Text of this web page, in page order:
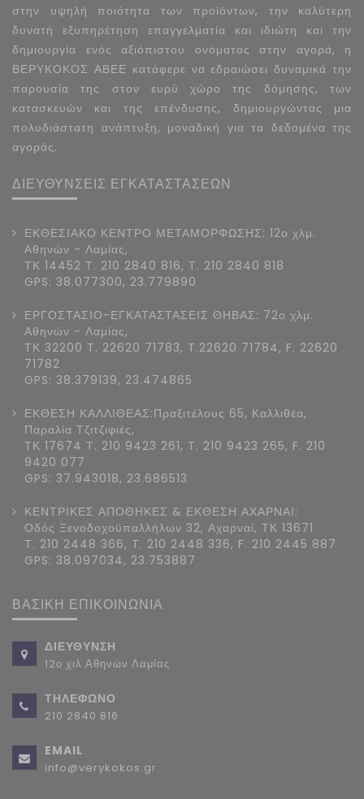
στην υψηλή ποιότητα των προϊόντων, την καλύτερη
δυνατή εξυπηρέτηση επαγγελματία και ιδιώτη και την
δημιουργία ενός αξιόπιστου ονόματος στην αγορά, η
ΒΕΡΥΚΟΚΟΣ ΑΒΕΕ κατάφερε να εδραιώσει δυναμικά την
παρουσία της στον ευρύ χώρο της δόμησης, των
κατασκευών και της επένδυσης, δημιουργώντας μια
πολυδιάστατη ανάπτυξη, μοναδική για τα δεδομένα της
αγοράς.
ΔΙΕΥΘΥΝΣΕΙΣ ΕΓΚΑΤΑΣΤΑΣΕΩΝ
ΕΚΘΕΣΙΑΚΟ ΚΕΝΤΡΟ ΜΕΤΑΜΟΡΦΩΣΗΣ: 12ο χλμ.
Αθηνών - Λαμίας,
ΤΚ 14452 Τ. 210 2840 816, Τ. 210 2840 818
GPS: 38.077300, 23.779890
ΕΡΓΟΣΤΑΣΙΟ-ΕΓΚΑΤΑΣΤΑΣΕΙΣ ΘΗΒΑΣ: 72ο χλμ.
Αθηνών - Λαμίας,
ΤΚ 32200 Τ. 22620 71783, T.22620 71784, F. 22620
71782
GPS: 38.379139, 23.474865
ΕΚΘΕΣΗ ΚΑΛΛΙΘΕΑΣ:Πραξιτέλους 65, Καλλιθέα,
Παραλία Τζιτζιφιές,
ΤΚ 17674 Τ. 210 9423 261, T. 210 9423 265, F. 210
9420 077
GPS: 37.943018, 23.686513
ΚΕΝΤΡΙΚΕΣ ΑΠΟΘΗΚΕΣ & ΕΚΘΕΣΗ ΑΧΑΡΝΑΙ:
Οδός Ξενοδοχοϋπαλλήλων 32, Αχαρναί, ΤΚ 13671
Τ. 210 2448 366, T. 210 2448 336, F. 210 2445 887
GPS: 38.097034, 23.753887
ΒΑΣΙΚΗ ΕΠΙΚΟΙΝΩΝΙΑ
ΔΙΕΥΘΥΝΣΗ
12ο χιλ Αθηνών Λαμίας
ΤΗΛΕΦΩΝΟ
210 2840 816
EMAIL
info@verykokos.gr